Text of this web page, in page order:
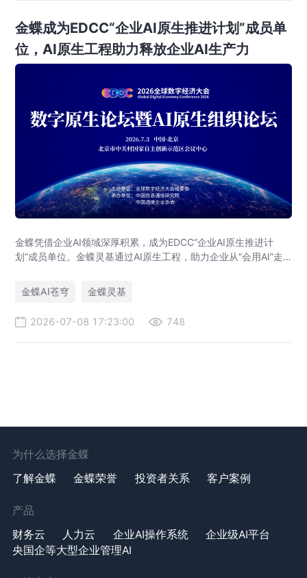
金蝶成为EDCC“企业AI原生推进计划”成员单
位，AI原生工程助力释放企业AI生产力
金蝶凭借企业AI领域深厚积累，成为EDCC“企业AI原生推进计
划”成员单位。金蝶灵基通过AI原生工程，助力企业从“会用AI”走
金蝶AI苍穹
金蝶灵基
2026-07-08 17:23:00 748
为什么选择金蝶
了解金蝶
金蝶荣誉 投资者关系 客户案例
产品
财务云
人力云 企业AI操作系统
企业级AI平台
央国企等大型企业管理AI